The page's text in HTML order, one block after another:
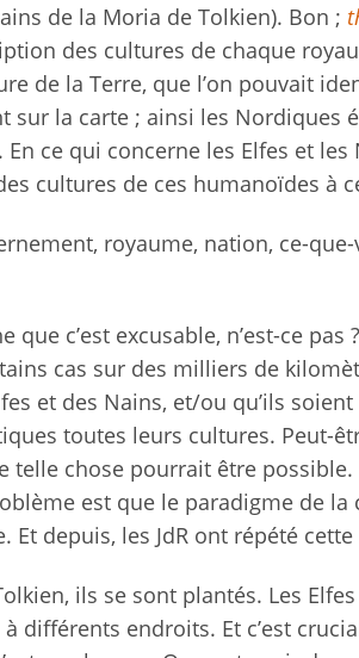
de la Moria de Tolkien). Bon ;
des cultures de chaque
de la Terre, que l’on pouvait
la carte ; ainsi les Nordiques
ce qui concerne les Elfes et les
cultures de ces humanoïdes à
royaume, nation, ce-que-
que c’est excusable, n’est-ce pas
cas sur des milliers de
et des Nains, et/ou qu’ils
toutes leurs cultures. Peut-
telle chose pourrait être possible.
est que le paradigme de
depuis, les JdR ont répété
ils se sont plantés. Les
différents endroits. Et c’est